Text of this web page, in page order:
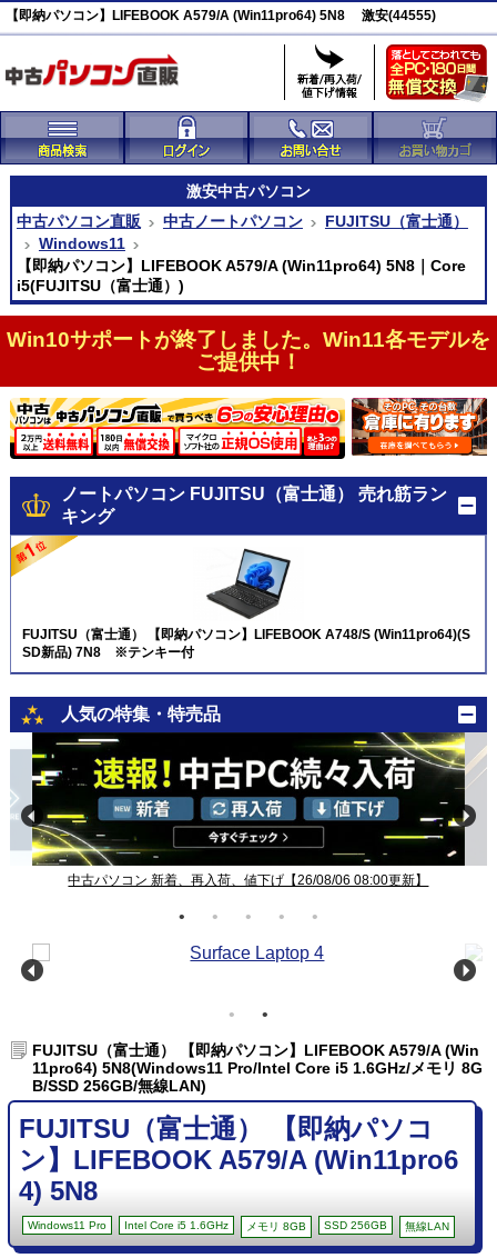
【即納パソコン】LIFEBOOK A579/A (Win11pro64) 5N8 激安(44555)
激安中古パソコン
中古パソコン直販
中古ノートパソコン
FUJITSU（富士通）
Windows11
【即納パソコン】LIFEBOOK A579/A (Win11pro64) 5N8｜Core
i5(FUJITSU（富士通）)
Win10サポートが終了しました。Win11各モデルを
ご提供中！
ノートパソコン FUJITSU（富士通） 売れ筋ラン
キング
FUJITSU（富士通） 【即納パソコン】LIFEBOOK A748/S (Win11pro64)(S
SD新品) 7N8 ※テンキー付
人気の特集・特売品
中古パソコン 新着、再入荷、値下げ【26/08/06 08:00更新】
FUJITSU（富士通） 【即納パソコン】LIFEBOOK A579/A (Win
11pro64) 5N8(Windows11 Pro/Intel Core i5 1.6GHz/メモリ 8G
B/SSD 256GB/無線LAN)
FUJITSU（富士通） 【即納パソコ
ン】LIFEBOOK A579/A (Win11pro6
4) 5N8
Windows11 Pro Intel Core i5 1.6GHz メモリ 8GB SSD 256GB 無線LAN